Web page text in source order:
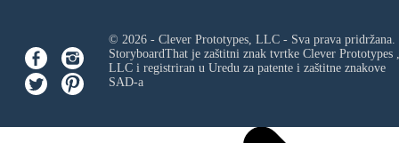
© 2026 - Clever Prototypes, LLC - Sva prava pridržana.
StoryboardThat je zaštitni znak tvrtke Clever Prototypes ,
LLCi registriran u Uredu za patente i zaštitne znakove
SAD-a